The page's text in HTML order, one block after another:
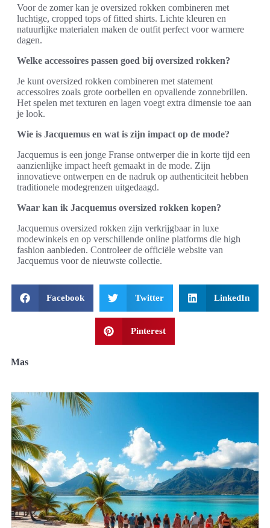
Voor de zomer kan je oversized rokken combineren met
luchtige, cropped tops of fitted shirts. Lichte kleuren en
natuurlijke materialen maken de outfit perfect voor warmere
dagen.
Welke accessoires passen goed bij oversized rokken?
Je kunt oversized rokken combineren met statement
accessoires zoals grote oorbellen en opvallende zonnebrillen.
Het spelen met texturen en lagen voegt extra dimensie toe aan
je look.
Wie is Jacquemus en wat is zijn impact op de mode?
Jacquemus is een jonge Franse ontwerper die in korte tijd een
aanzienlijke impact heeft gemaakt in de mode. Zijn
innovatieve ontwerpen en de nadruk op authenticiteit hebben
traditionele modegrenzen uitgedaagd.
Waar kan ik Jacquemus oversized rokken kopen?
Jacquemus oversized rokken zijn verkrijgbaar in luxe
modewinkels en op verschillende online platforms die high
fashion aanbieden. Controleer de officiële website van
Jacquemus voor de nieuwste collectie.
Facebook Twitter LinkedIn
Pinterest
Mas